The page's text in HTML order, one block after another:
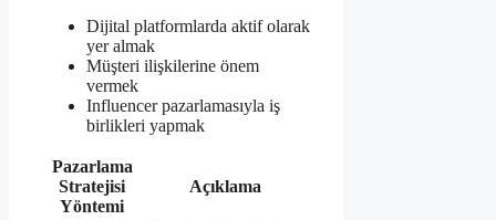
Dijital platformlarda aktif olarak
yer almak
Müşteri ilişkilerine önem
vermek
Influencer pazarlamasıyla iş
birlikleri yapmak
Pazarlama
Stratejisi
Yöntemi
Açıklama